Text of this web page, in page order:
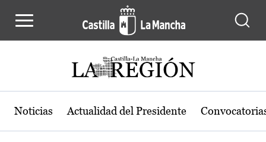
Noticias Actualidad del Presidente